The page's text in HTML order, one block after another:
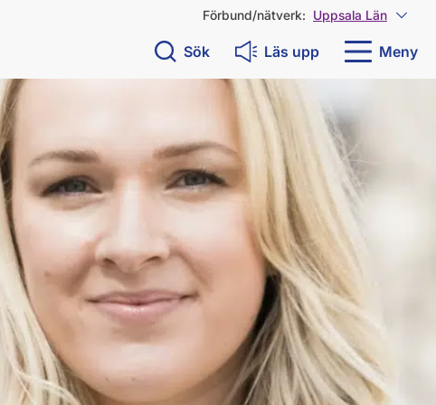
Förbund/nätverk: Uppsala Län Visa
Sök Läs upp Meny